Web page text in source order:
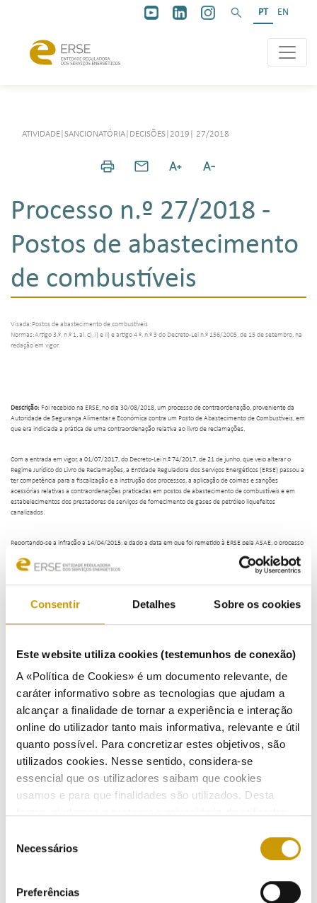
Consentir Detalhes Sobre os cookies
Este website utiliza cookies (testemunhos de conexão)
A «Política de Cookies» é um documento relevante, de
caráter informativo sobre as tecnologias que ajudam a
alcançar a finalidade de tornar a experiência e interação
online do utilizador tanto mais informativa, relevante e útil
quanto possível. Para concretizar estes objetivos, são
utilizados cookies. Nesse sentido, considera-se
essencial que os utilizadores saibam que cookies
usamos e para que finalidades são utilizados. Desta
simples possível de usar. Para obter mais informações
sobre como são tratados os seus dados pessoais,
Necessários
Preferências
PT EN
ATIVIDADE
Regulamentos - eletricidade
ATIVIDADE SANCIONATÓRIA DECISÕES 2019 27/2018
Processo n.º 27/2018 -
Postos de abastecimento
de combustíveis
Visada:Postos de abastecimento de combustíveis
Normas:Artigo 3.º, n.º 1, al. c), i) e ii) e artigo 4 º, n.º 3 do Decreto-Lei n.º 156/2005, de 15 de setembro, na
redação em vigor.
Descrição: Foi recebido na ERSE, no dia 30/08/2018, um processo de contraordenação, proveniente da
Autoridade de Segurança Alimentar e Económica contra um Posto de Abastecimento de Combustíveis, em
que era indiciada a prática de uma contraordenação relativa ao livro de reclamações.
Com a entrada em vigor, a 01/07/2017, do Decreto-Lei n.º 74/2017, de 21 de junho, que veio alterar o
Regime Jurídico do Livro de Reclamações, a Entidade Reguladora dos Serviços Energéticos (ERSE) passou a
ter competência para a fiscalização e a instrução dos processos, a aplicação de coimas e sanções
acessórias relativas a contraordenações praticadas em postos de abastecimento de combustíveis e em
estabelecimentos dos prestadores de serviços de fornecimento de gases de petróleo liquefeitos
canalizados.
Reportando-se a infração a 14/04/2015, e dado a data em que foi remetido à ERSE pela ASAE, o processo
quanto à prática da infração indiciada (artigos 27.º a 28.º do Regime Geral das Contraordenações).
processo de contraordenação, bem como a notificação à visada e à ASAE da extinção do processo por
redação em vigor.